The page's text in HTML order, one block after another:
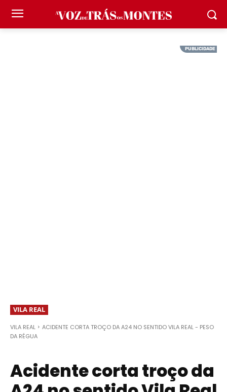
VILA REAL
VILA REAL
ACIDENTE CORTA TROÇO DA A24 NO SENTIDO VILA REAL - PESO
DA RÉGUA
Acidente corta troço da